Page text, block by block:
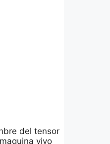
del tensor
vivo